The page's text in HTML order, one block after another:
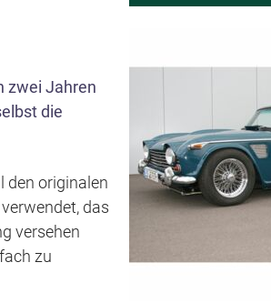
zwei Jahren
die
den originalen
das
versehen
zu